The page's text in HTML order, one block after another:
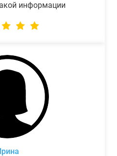
информации